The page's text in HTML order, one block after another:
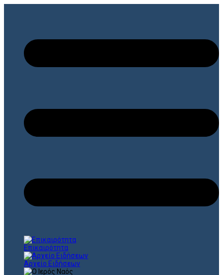
Επικαιρότητα
Αρχείο Ειδήσεων